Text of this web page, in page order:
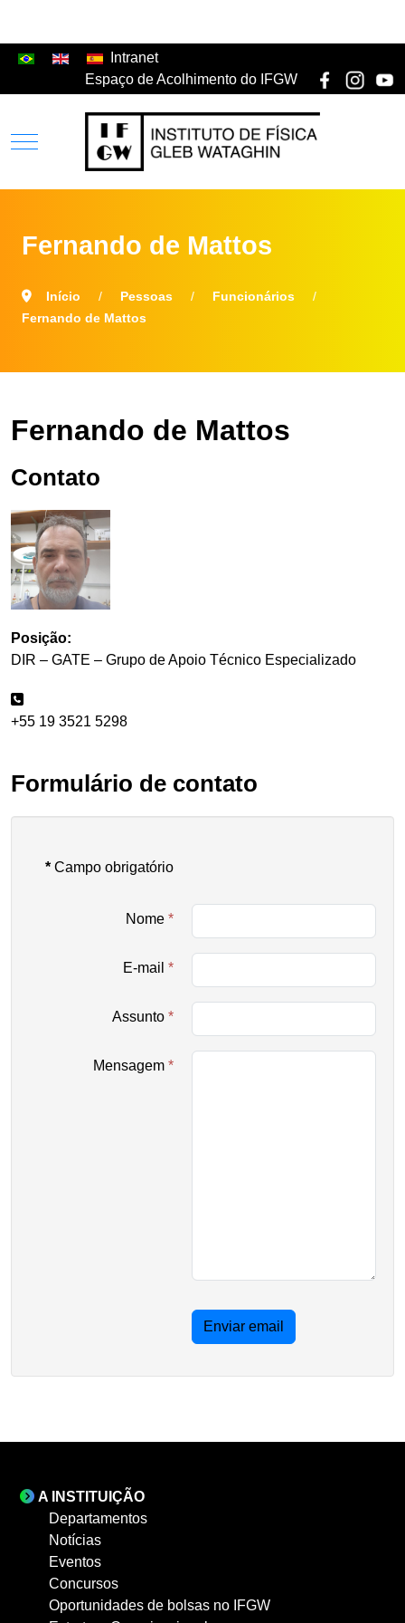
Intranet
Espaço de Acolhimento do IFGW
Fernando de Mattos
Início Pessoas
Funcionários
Fernando de Mattos
Fernando de Mattos
Contato
Posição:
DIR – GATE – Grupo de Apoio Técnico Especializado
+55 19 3521 5298
Formulário de contato
* Campo obrigatório
Nome *
E-mail *
Assunto *
Mensagem *
Enviar email
A INSTITUIÇÃO
Departamentos
Notícias
Eventos
Concursos
Oportunidades de bolsas no IFGW